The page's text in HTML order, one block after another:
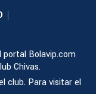
|
portal Bolavip.com
Chivas.
club. Para visitar el